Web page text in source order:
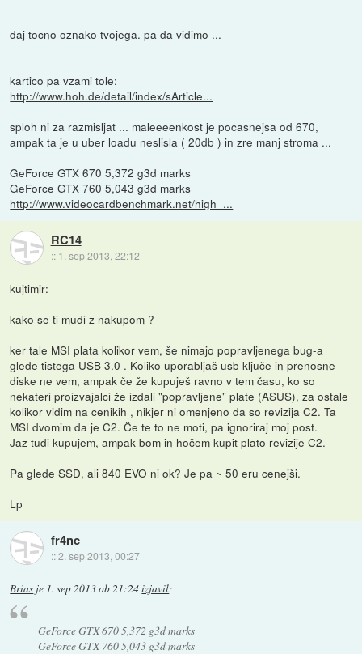
daj tocno oznako tvojega. pa da vidimo ...
kartico pa vzami tole:
http://www.hoh.de/detail/index/sArticle...
sploh ni za razmisljat ... maleeeenkost je pocasnejsa od 670,
ampak ta je u uber loadu neslisla ( 20db ) in zre manj stroma ...
GeForce GTX 670 5,372 g3d marks
GeForce GTX 760 5,043 g3d marks
http://www.videocardbenchmark.net/high_...
RC14
:: 1. sep 2013, 22:12
kujtimir:
kako se ti mudi z nakupom ?
ker tale MSI plata kolikor vem, še nimajo popravljenega bug-a
glede tistega USB 3.0 . Koliko uporabljaš usb ključe in prenosne
diske ne vem, ampak če že kupuješ ravno v tem času, ko so
nekateri proizvajalci že izdali "popravljene" plate (ASUS), za ostale
kolikor vidim na cenikih , nikjer ni omenjeno da so revizija C2. Ta
MSI dvomim da je C2. Če te to ne moti, pa ignoriraj moj post.
Jaz tudi kupujem, ampak bom in hočem kupit plato revizije C2.
Pa glede SSD, ali 840 EVO ni ok? Je pa ~ 50 eru cenejši.
Lp
fr4nc
::2. sep 2013, 00:27
Brias je 1. sep 2013 ob 21:24izjavil:
GeForce GTX 670 5,372 g3d marks
GeForce GTX 760 5,043 g3d marks